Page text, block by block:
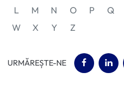
L
M N O P Q
W
X Y Z
URMĂREȘTE-NE (opens in